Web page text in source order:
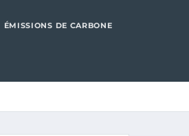
ÉMISSIONS DE CARBONE